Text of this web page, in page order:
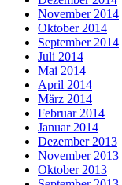
November 2014
Oktober 2014
September 2014
Juli 2014
Mai 2014
April 2014
März 2014
Februar 2014
Januar 2014
Dezember 2013
November 2013
Oktober 2013